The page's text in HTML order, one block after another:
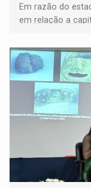
Em razão do
em relação a